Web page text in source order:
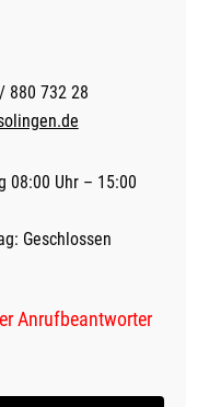
880 732 28
08:00 Uhr – 15:00
Geschlossen
Anrufbeantworter